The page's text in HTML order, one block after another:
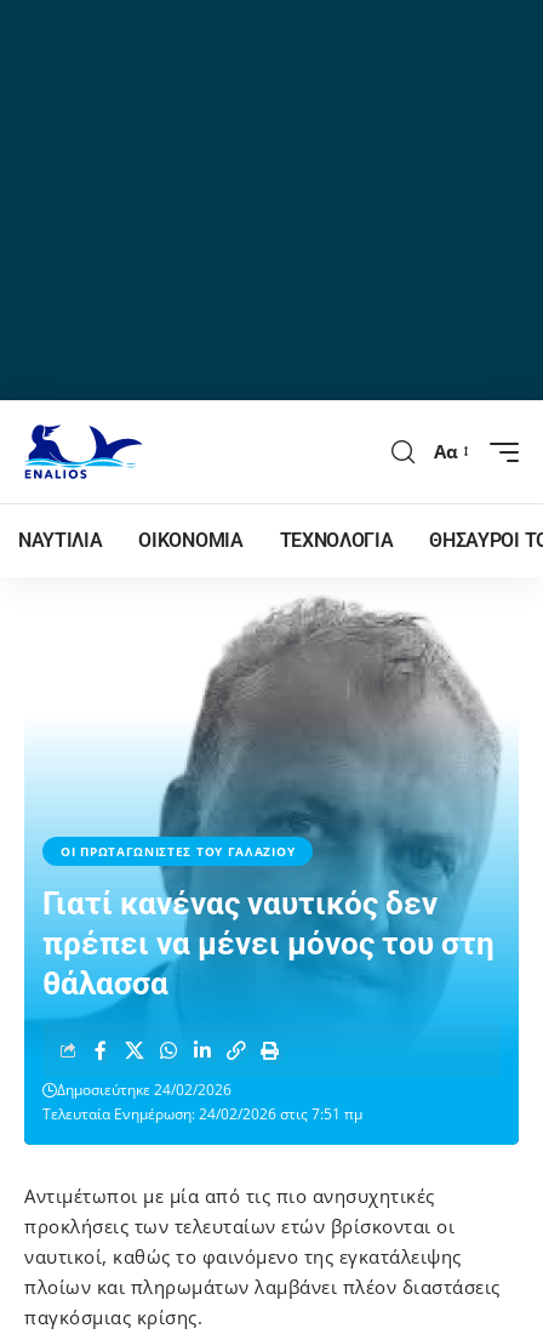
Αα
ΝΑΥΤΙΛΙΑ ΟΙΚΟΝΟΜΙΑ ΤΕΧΝΟΛΟΓΙΑ ΘΗΣΑΥΡΟΙ
ΟΙ ΠΡΩΤΑΓΩΝΙΣΤΕΣ ΤΟΥ ΓΑΛΑΖΙΟΥ
Γιατί κανένας ναυτικός δεν
πρέπει να μένει μόνος του στη
θάλασσα
Τελευταία Ενημέρωση: 24/02/2026 στις 7:51 πμ
Δημοσιεύτηκε 24/02/2026
Αντιμέτωποι με μία από τις πιο ανησυχητικές
προκλήσεις των τελευταίων ετών βρίσκονται οι
ναυτικοί, καθώς το φαινόμενο της εγκατάλειψης
πλοίων και πληρωμάτων λαμβάνει πλέον διαστάσεις
παγκόσμιας κρίσης.